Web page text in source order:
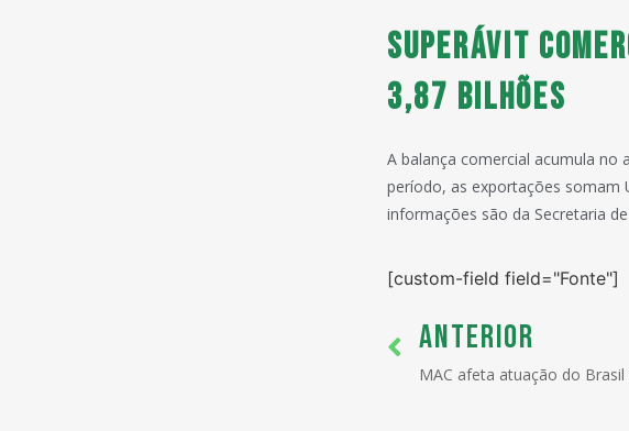
Superávit
3,87 bilhões
A balança comercial acumula no
período, as exportações somam
informações são da Secretaria
[custom-field field="Fonte"]
ANTERIOR
MAC afeta atuação do Brasil